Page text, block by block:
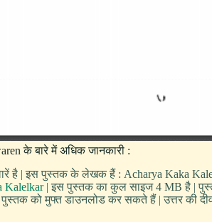
के बारे में अधिक जानकारी :
है | इस पुस्तक के लेखक हैं : Acharya Kaka
Kalelkar| इस पुस्तक का कुल साइज 4 MB है |
को मुफ्त डाउनलोड कर सकते हैं | उत्तर की